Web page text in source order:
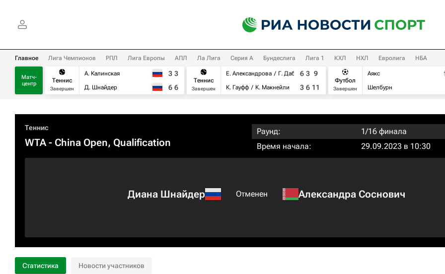
Главное Лига Чемпионов РПЛ Лига Европы АПЛ Ла Лига Серия А Бундеслига Лига 1 КХЛ НХЛ Евролига НБА
Матч-
центр
Теннис
Завершен
А. Калинская
Д. Шнайдер
3 3
6 6
Теннис
Завершен
Е. Александрова
Г. Дабровски
К. Гауфф
К. Макнейли
6 3 9
3 6 11
Футбол
Завершен
Аякс
Шелбурн
Теннис
WTA- China Open, Qualification
Раунд:
1/16 финала
Время начала:
29.09.2023 в 10:30
Диана Шнайдер Отменен Александра Соснович
Статистика Новости участников